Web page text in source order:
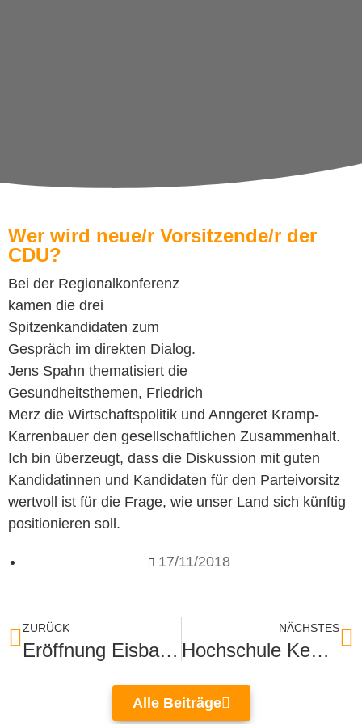
Wer wird neue/r Vorsitzende/r der
CDU?
Bei der Regionalkonferenz
kamen die drei
Spitzenkandidaten zum
Gespräch im direkten Dialog.
Jens Spahn thematisiert die
Gesundheitsthemen, Friedrich
Merz die Wirtschaftspolitik und Anngeret Kramp-
Karrenbauer den gesellschaftlichen Zusammenhalt.
Ich bin überzeugt, dass die Diskussion mit guten
Kandidatinnen und Kandidaten für den Parteivorsitz
wertvoll ist für die Frage, wie unser Land sich künftig
positionieren soll.
17/11/2018
ZURÜCK
Eröffnung Eisbahn auf dem Augustaplatz
NÄCHSTES
Hochschule Kehl ist Kaderschmiede für Kommunen
Alle Beiträge